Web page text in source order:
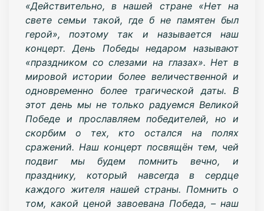
«Действительно, в нашей стране «Нет на
свете семьи такой, где б не памятен был
герой», поэтому так и называется наш
концерт. День Победы недаром называют
«праздником со слезами на глазах». Нет в
мировой истории более величественной и
одновременно более трагической даты. В
этот день мы не только радуемся Великой
Победе и прославляем победителей, но и
скорбим о тех, кто остался на полях
сражений. Наш концерт посвящён тем, чей
подвиг мы будем помнить вечно, и
празднику, который навсегда в сердце
каждого жителя нашей страны. Помнить о
том, какой ценой завоевана Победа, – наш